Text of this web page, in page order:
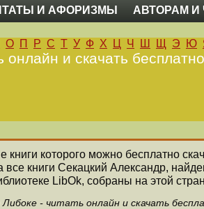
И АФОРИЗМЫ АВТОРАМ И
О П Р С Т У Ф Х Ц Ч Ш Щ Э Ю
и скачать
книги которого можно бесплатно
все книги Секацкий Александр,
LibOk, собраны на этой
- читать онлайн и скачать